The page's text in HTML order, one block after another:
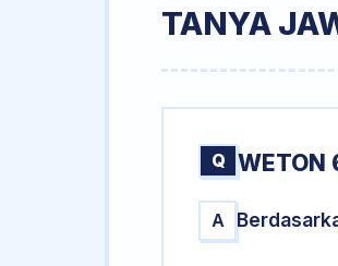
TANYA
Q WETON
A